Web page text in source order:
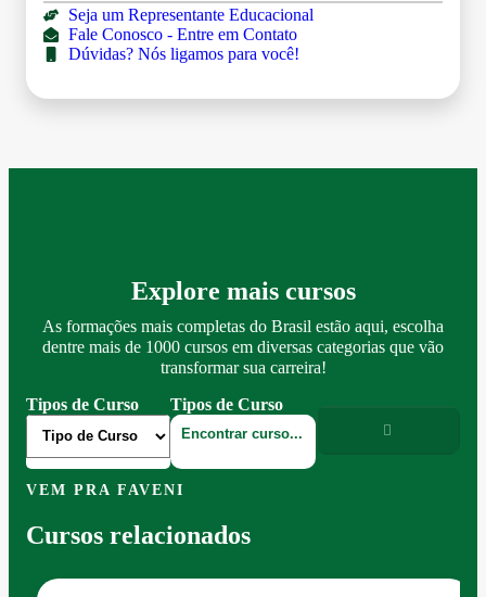
Seja um Representante Educacional
Fale Conosco - Entre em Contato
Dúvidas? Nós ligamos para você!
Explore mais cursos
As formações mais completas do Brasil estão aqui, escolha
dentre mais de 1000 cursos em diversas categorias que vão
transformar sua carreira!
Tipos de Curso
Tipos de Curso
VEM PRA FAVENI
Cursos relacionados